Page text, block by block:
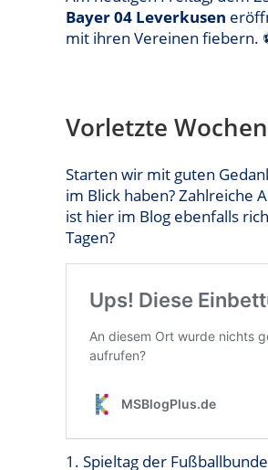
Bayer 04 Leverkusen
mit ihren Vereinen fiebern.
Vorletzte
Starten wir mit guten
im Blick haben? Zahlreiche
ist hier im Blog ebenfalls
Tagen?
1. Spieltag der